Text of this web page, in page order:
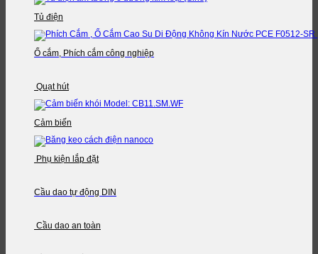
Tủ điện
Ổ cắm, Phích cắm công nghiệp
Quạt hút
Cảm biến
Phụ kiện lắp đặt
Cầu dao tự động DIN
Cầu dao an toàn